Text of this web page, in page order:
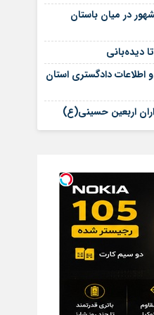
در میان باستان
دیده‌بانی
دادگستری استان
اربعین حسینی(ع)